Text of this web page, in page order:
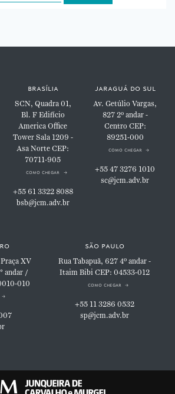
brasília
SCN, Quadra 01,
Bl. FEdifício
America Office
TowerSala 1209 -
Asa NorteCEP:
70711-905
como chegar
+55 61 3322 8088
bsb@jcm.adv.br
jaraguá do sul
Av. Getúlio Vargas,
8272º andar -
Centro CEP:
89251-000
como chegar
+55 47 3276 1010
sc@jcm.adv.br
Praça XV
andar /
010
são paulo
Rua Tabapuã, 6274º andar -
Itaim BibiCEP: 04533-012
como chegar
+55 11 3286 0532
sp@jcm.adv.br